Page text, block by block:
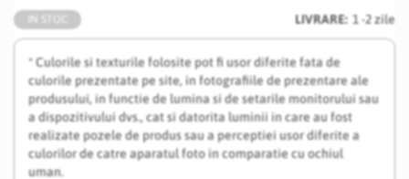
LIVRARE: 1 -2 zile
* Culorile si texturile folosite pot fi usor diferite fata de
culorile prezentate pe site, in fotografiile de prezentare ale
produsului, in functie de lumina si de setarile monitorului sau
a dispozitivului dvs., cat si datorita luminii in care au fost
realizate pozele de produs sau a perceptiei usor diferite a
culorilor de catre aparatul foto in comparatie cu ochiul
uman.